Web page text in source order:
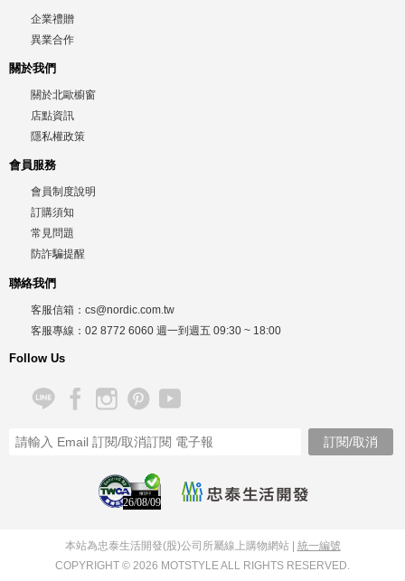
企業禮贈
異業合作
關於我們
關於北歐櫥窗
店點資訊
隱私權政策
會員服務
會員制度說明
訂購須知
常見問題
防詐騙提醒
聯絡我們
客服信箱： cs@nordic.com.tw
客服專線： 02 8772 6060 週一到週五 09:30 ~ 18:00
Follow Us
26/08/09
本站為忠泰生活開發(股)公司所屬線上購物網站 | 統一編號
COPYRIGHT © 2026 MOTSTYLE ALL RIGHTS RESERVED.